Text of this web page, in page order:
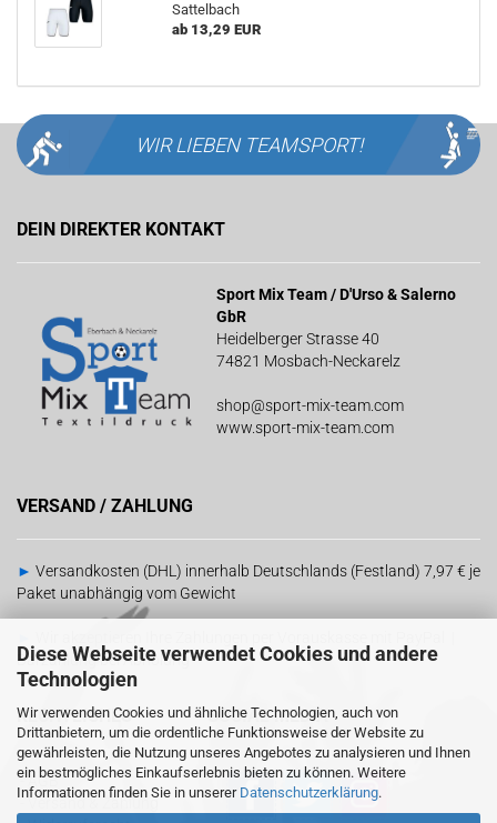
Diese Webseite verwendet Cookies und andere
Technologien
Wir verwenden Cookies und ähnliche Technologien, auch von
Drittanbietern, um die ordentliche Funktionsweise der Website zu
gewährleisten, die Nutzung unseres Angebotes zu analysieren und Ihnen
ein bestmögliches Einkaufserlebnis bieten zu können. Weitere
Informationen finden Sie in unserer Datenschutzerklärung.
Sattelbach
ab 13,29 EUR
WIR LIEBEN TEAMSPORT!
DEIN DIREKTER KONTAKT
Sport Mix Team / D'Urso & Salerno
GbR
Heidelberger Strasse 40
74821 Mosbach-Neckarelz
shop@sport-mix-team.com
www.sport-mix-team.com
VERSAND / ZAHLUNG
► Versandkosten (DHL) innerhalb Deutschlands (Festland) 7,97 € je
Paket unabhängig vom Gewicht
Barzahlung bei Abholung
RECHTLICHES
-AGB
-Versand & Zahlung
SOCIAL MEDIA